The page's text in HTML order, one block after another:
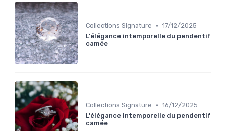
Collections Signature • 17/12/2025
L'élégance intemporelle du pendentif
camée
Collections Signature • 16/12/2025
L'élégance intemporelle du pendentif
camée